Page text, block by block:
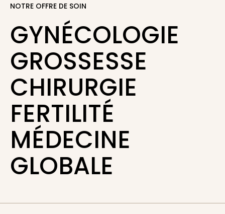
NOTRE OFFRE DE SOIN
GYNÉCOLOGIE
GROSSESSE
CHIRURGIE
FERTILITÉ
MÉDECINE
GLOBALE